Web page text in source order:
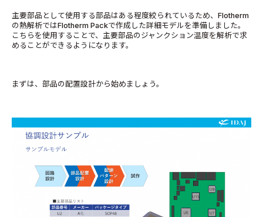
主要部品として使用する部品はある程度絞られているため、Flotherm
の熱解析ではFlotherm Packで作成した詳細モデルを準備しました。
こちらを使用することで、主要部品のジャンクション温度を解析で求
めることができるようになります。
まずは、部品の配置設計から始めましょう。